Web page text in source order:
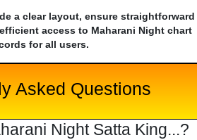
a clear layout, ensure straightforward
access to Maharani Night chart
for all users.
Asked Questions
Night Satta King...?